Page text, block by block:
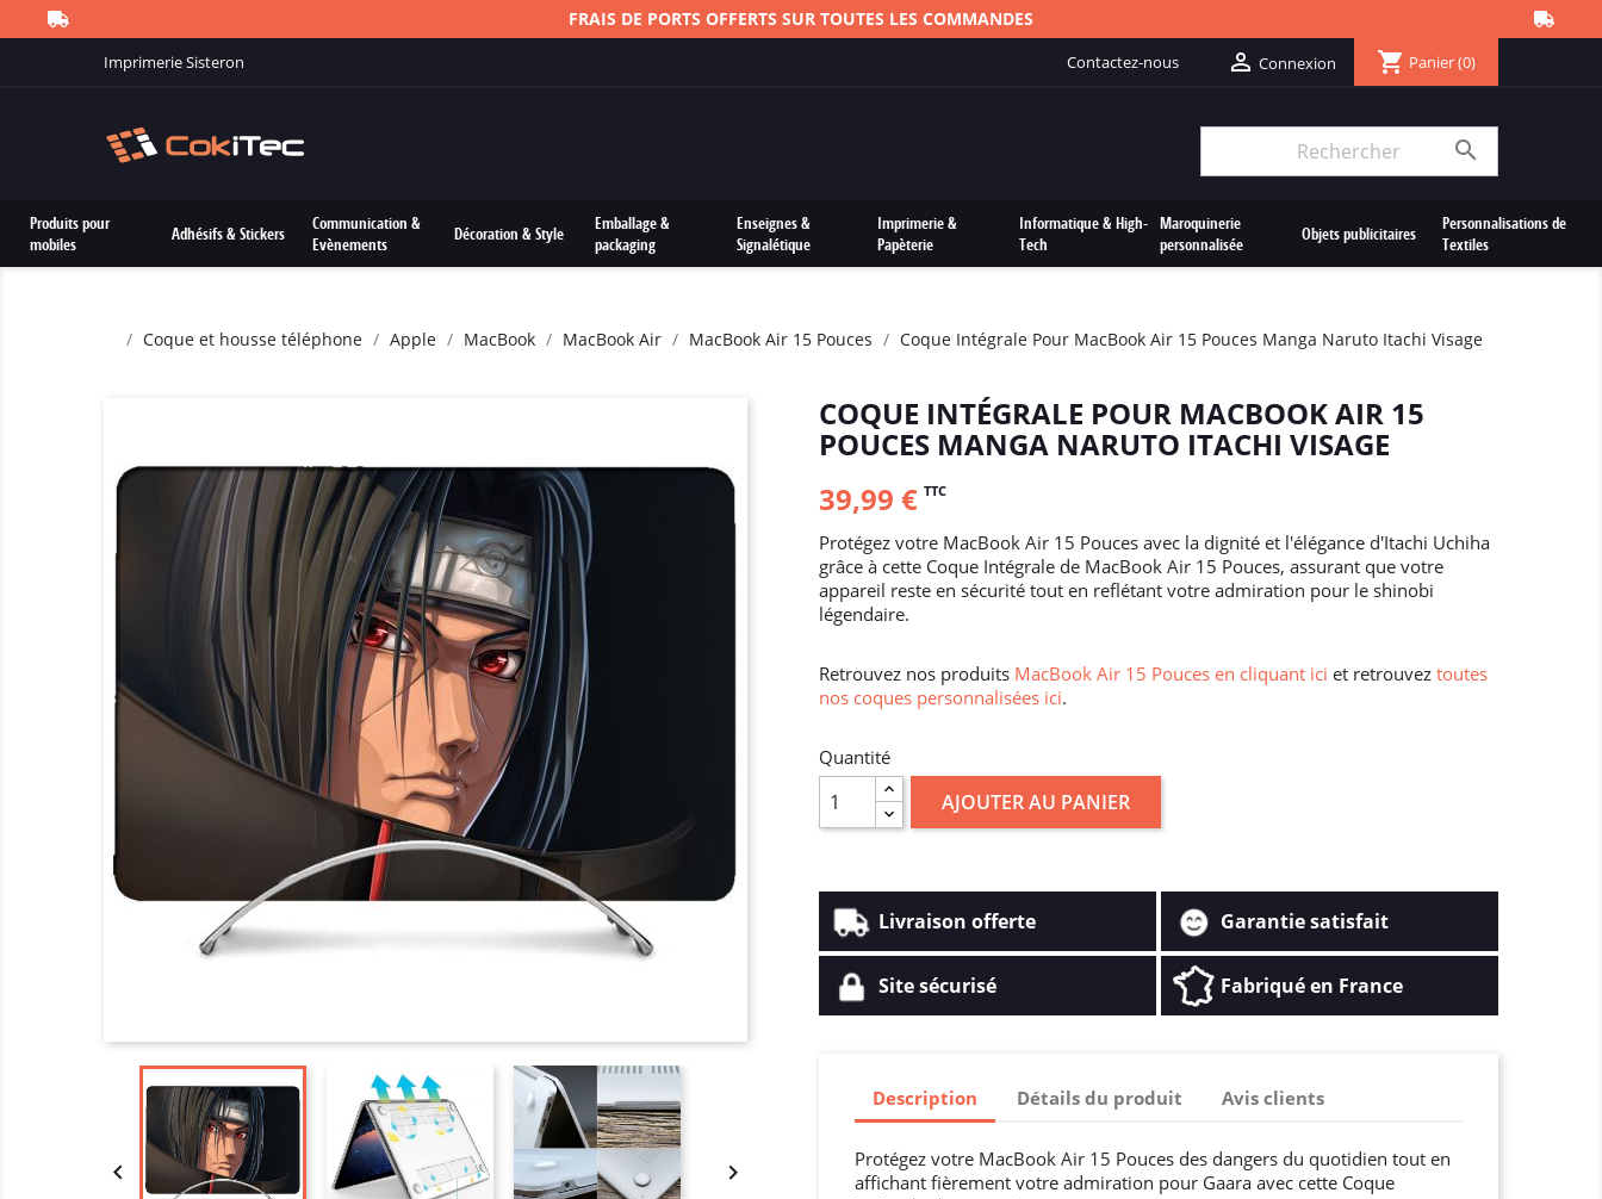
FRAIS DE PORTS OFFERTS SUR TOUTES LES COMMANDES
Imprimerie Sisteron Contactez-nous  Connexion shopping_cart Panier(0)

Produits pour
mobiles
Adhésifs & Stickers
Communication &
Evènements
Décoration & Style
Emballage &
packaging
Enseignes &
Signalétique
Imprimerie &
Papèterie
Informatique & High-
Tech
Maroquinerie
personnalisée
Objets publicitaires
Personnalisations de
Textiles
Coque et housse téléphone Apple MacBook MacBook Air MacBook Air 15 Pouces Coque Intégrale Pour MacBook Air 15 Pouces Manga Naruto Itachi Visage
 
COQUE INTÉGRALE POUR MACBOOK AIR 15
POUCES MANGA NARUTO ITACHI VISAGE
39,99 € TTC
Protégez votre MacBook Air 15 Pouces avec la dignité et l'élégance d'Itachi Uchiha
grâce à cette Coque Intégrale de MacBook Air 15 Pouces, assurant que votre
appareil reste en sécurité tout en reflétant votre admiration pour le shinobi
légendaire.
Retrouvez nos produits MacBook Air 15 Pouces en cliquant ici et retrouvez toutes
nos coques personnalisées ici.
Quantité
AJOUTER AU PANIER
Livraison offerte Garantie satisfait
Site sécurisé Fabriqué en France
Description Détails du produit Avis clients
Protégez votre MacBook Air 15 Pouces des dangers du quotidien tout en
affichant fièrement votre admiration pour Gaara avec cette Coque